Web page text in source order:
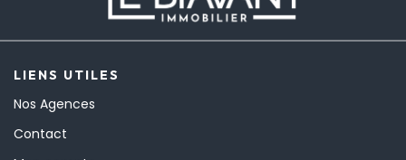
LIENS UTILES
Nos Agences
Contact